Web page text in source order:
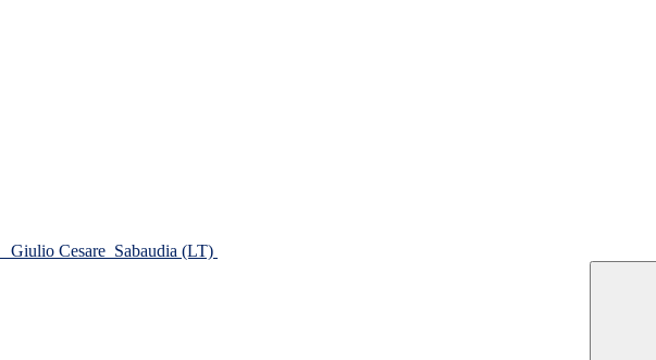
Giulio Cesare Sabaudia (LT)